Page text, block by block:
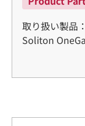
取り扱い製品
Soliton